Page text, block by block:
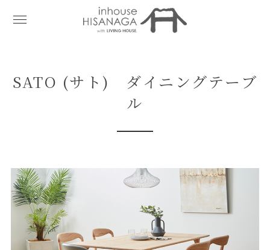
SATO (サト) ダイニングテーブ
ル